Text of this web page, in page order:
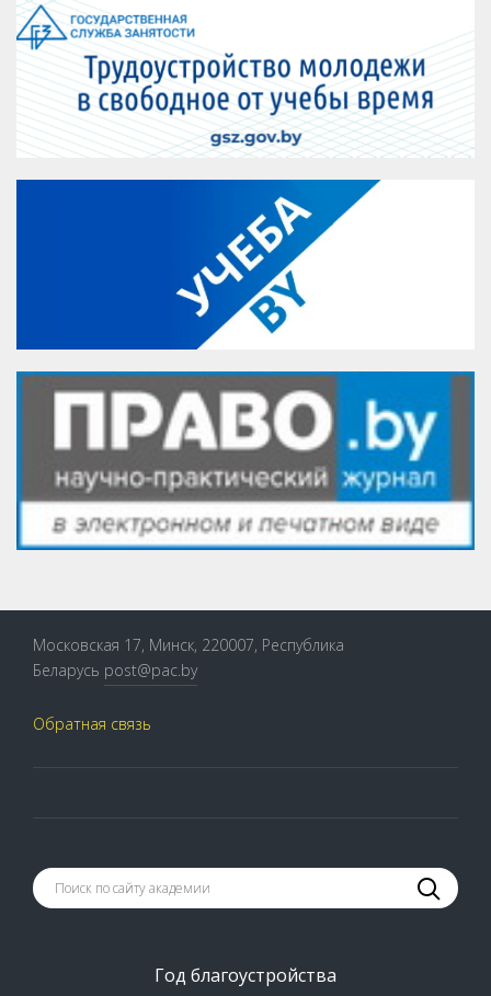
Московская 17, Минск, 220007, Республика
Беларусь post@pac.by
Обратная связь
Год благоустройства